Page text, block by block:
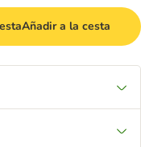
Añadir a la cesta